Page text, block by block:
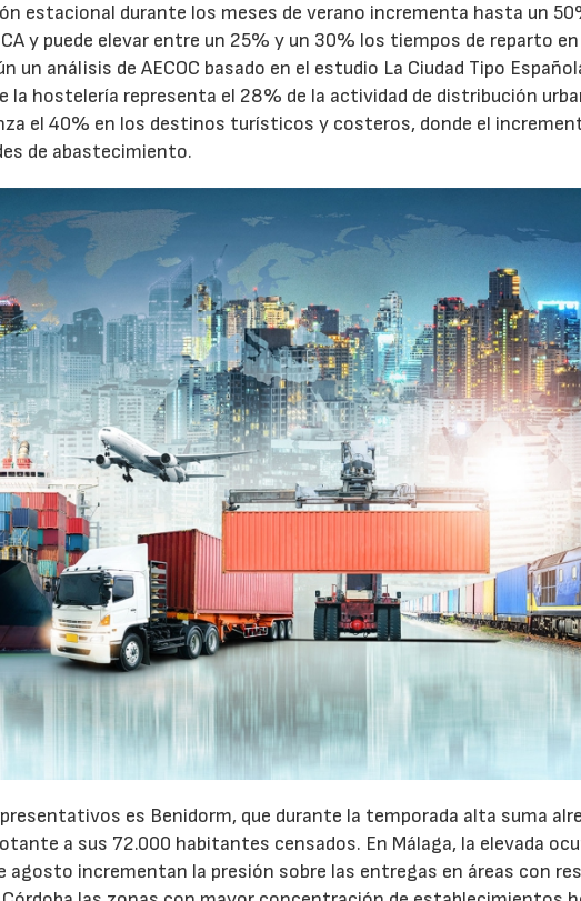
estacional durante los meses de verano incrementa hasta un
y puede elevar entre un 25% y un 30% los tiempos de reparto
un análisis de AECOC basado en el estudio La Ciudad Tipo
la hostelería representa el 28% de la actividad de distribución
el 40% en los destinos turísticos y costeros, donde el
de abastecimiento.
es Benidorm, que durante la temporada alta suma
a sus 72.000 habitantes censados. En Málaga, la elevada
agosto incrementan la presión sobre las entregas en áreas con
27/07/2026